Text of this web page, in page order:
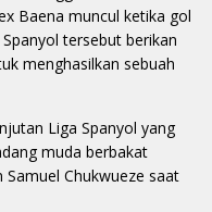
Baena muncul ketika gol
tersebut berikan
menghasilkan sebuah
Liga Spanyol yang
muda berbakat
Chukwueze saat